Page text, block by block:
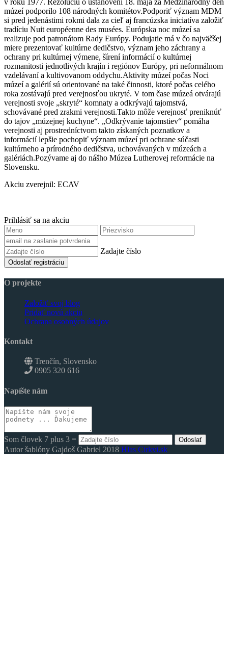
v roku 1977. Rezolúciu o ustanovení 18. mája za Medzinárodný deň
múzeí podporilo 108 národných komitétov.Podporiť význam MDM
si pred jedenástimi rokmi dala za cieľ aj francúzska iniciatíva založiť
tradíciu Nuit européenne des musées. Európska noc múzeí sa
realizuje pod patronátom Rady Európy. Podujatie má v čo najväčšej
miere prezentovať kultúrne dedičstvo, význam jeho záchrany a
ochrany pri kultúrnej výmene, šírení informácií o kultúrnej
rozmanitosti jednotlivých krajín i regiónov Európy, pri neformálnom
vzdelávaní a kultivovanom oddychu.Aktivity múzeí počas Noci
múzeí a galérií sú orientované na také činnosti, ktoré počas celého
roka zostávajú pred verejnosťou ukryté. V tom čase múzeá otvárajú
verejnosti svoje „skryté“ komnaty a odkrývajú tajomstvá,
schovávané pred zrakmi verejnosti.Takto môže verejnosť preniknúť
do tajov „múzejnej kuchyne“. „Odkrývanie tajomstiev“ pomáha
verejnosti aj prostredníctvom takto získaných poznatkov a
informácií lepšie pochopiť význam múzeí pri ochrane súčasti
kultúrneho a prírodného dedičstva, uchovávaných v múzeách a
galériách.Pozývame aj do nášho Múzea Lutherovej reformácie na
Slovensku.
Akciu zverejnil: ECAV
Prihlásiť sa na akciu
Zadajte číslo
Odoslať registráciu
O projekte
Založiť svoj blog
Pridať novú akciu
Ochrana osobných údajov
Kontakt
Trenčín, Slovensko
0905 320 616
Napíšte nám
Som človek 7 plus 3 = Odoslať
Autor šablóny Gajdoš Gabriel 2018 Hlas Cirkvi.sk